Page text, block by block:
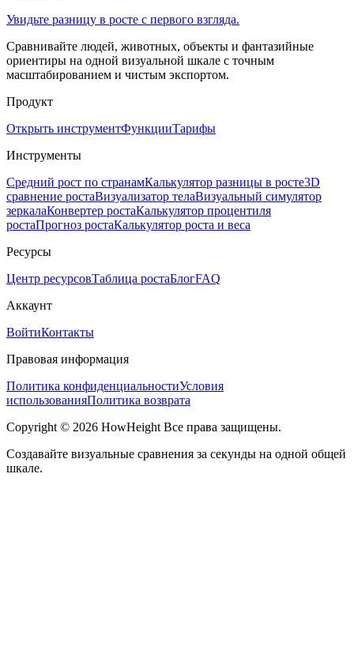
Увидьте разницу в росте с первого взгляда.
Сравнивайте людей, животных, объекты и фантазийные
ориентиры на одной визуальной шкале с точным
масштабированием и чистым экспортом.
Продукт
Открыть инструментФункцииТарифы
Инструменты
Средний рост по странамКалькулятор разницы в росте3D
сравнение ростаВизуализатор телаВизуальный симулятор
зеркалаКонвертер ростаКалькулятор процентиля
ростаПрогноз ростаКалькулятор роста и веса
Ресурсы
Центр ресурсовТаблица ростаБлогFAQ
Аккаунт
ВойтиКонтакты
Правовая информация
Политика конфиденциальностиУсловия
использованияПолитика возврата
Copyright © 2026 HowHeight Все права защищены.
Создавайте визуальные сравнения за секунды на одной общей
шкале.